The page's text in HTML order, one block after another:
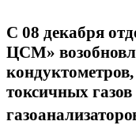
С 08 декабря
ЦСМ»
токсичных